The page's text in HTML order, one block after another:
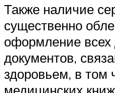
Также наличие
существенно
оформление
документов,
здоровьем, в том